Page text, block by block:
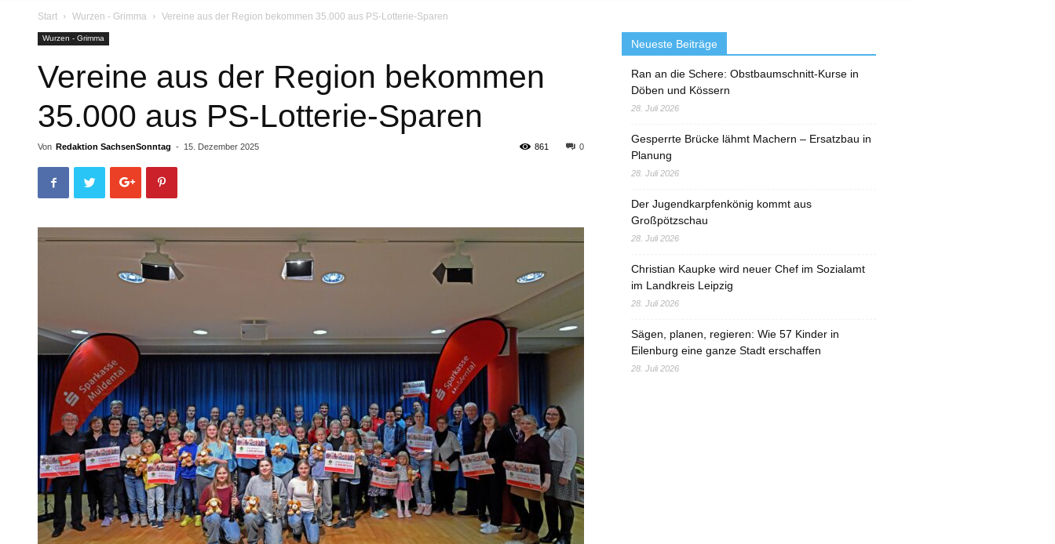
Start Wurzen - Grimma Vereine aus der Region bekommen 35.000 aus PS-Lotterie-Sparen
Wurzen - Grimma
Vereine aus der Region bekommen
35.000 aus PS-Lotterie-Sparen
Von Redaktion SachsenSonntag - 15. Dezember 2025 0
861
Neueste Beiträge
Ran an die Schere: Obstbaumschnitt-Kurse in
Döben und Kössern
28. Juli 2026
Gesperrte Brücke lähmt Machern – Ersatzbau in
Planung
28. Juli 2026
Der Jugendkarpfenkönig kommt aus
Großpötzschau
28. Juli 2026
Christian Kaupke wird neuer Chef im Sozialamt
im Landkreis Leipzig
28. Juli 2026
Sägen, planen, regieren: Wie 57 Kinder in
Eilenburg eine ganze Stadt erschaffen
28. Juli 2026